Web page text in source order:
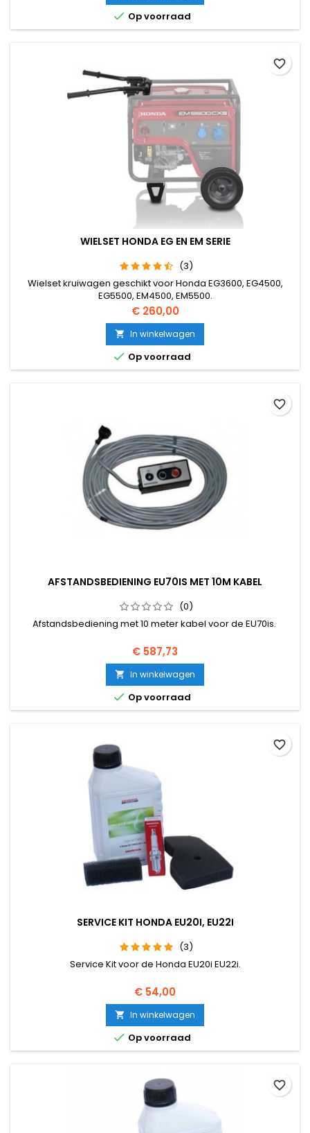
 Op voorraad
WIELSET HONDA EG EN EM SERIE
(3)
Wielset kruiwagen geschikt voor Honda EG3600, EG4500,
EG5500, EM4500, EM5500.
Prijs
€ 260,00
 In winkelwagen
 Op voorraad
favorite_border
AFSTANDSBEDIENING EU70IS MET 10M KABEL
(0)
Afstandsbediening met 10 meter kabel voor de EU70is.
Prijs
€ 587,73
 In winkelwagen
 Op voorraad
favorite_border
SERVICE KIT HONDA EU20I, EU22I
(3)
Service Kit voor de Honda EU20i EU22i.
Prijs
€ 54,00
 In winkelwagen
 Op voorraad
favorite_border
favorite_border